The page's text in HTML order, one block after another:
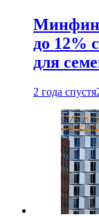
Минфин
до 12%
для
2 года спустя